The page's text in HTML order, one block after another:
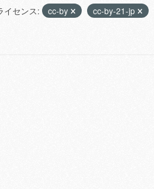
イセンス: cc-by cc-by-21-jp